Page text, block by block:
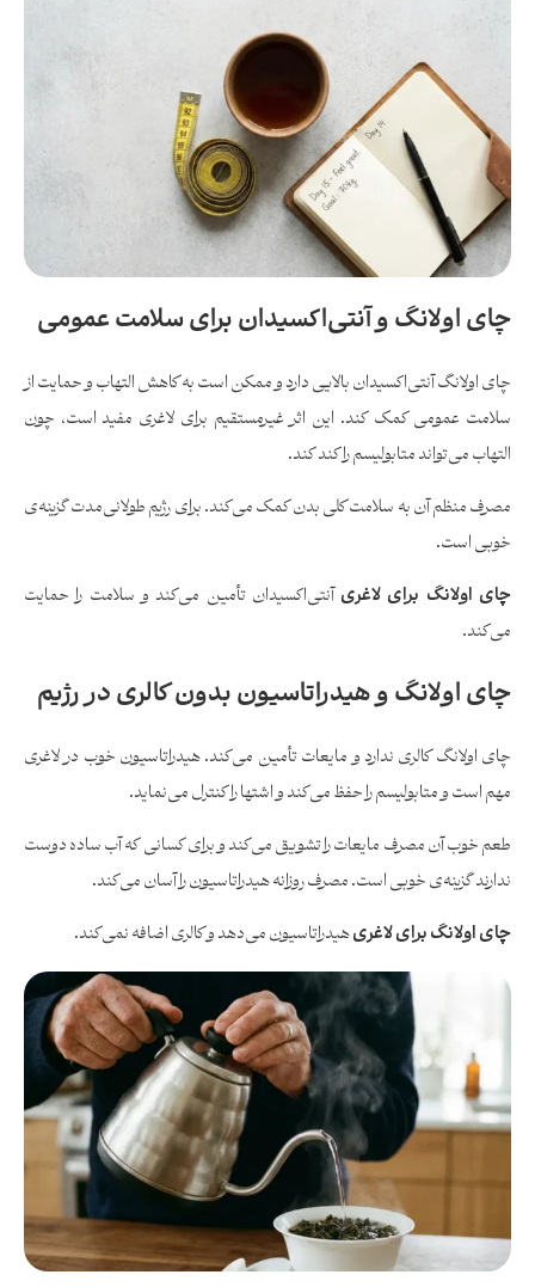
چای اولانگ و آنتی‌اکسیدان برای سلامت عمومی
چای اولانگ آنتی‌اکسیدان بالایی دارد و ممکن است به کاهش التهاب و حمایت از
سلامت عمومی کمک کند. این اثر غیرمستقیم برای لاغری مفید است، چون
التهاب می‌تواند متابولیسم را کند کند.
مصرف منظم آن به سلامت کلی بدن کمک می‌کند. برای رژیم طولانی‌مدت گزینه‌ی
خوبی است.
چای اولانگ برای لاغری آنتی‌اکسیدان تأمین می‌کند و سلامت را حمایت
می‌کند.
چای اولانگ و هیدراتاسیون بدون کالری در رژیم
چای اولانگ کالری ندارد و مایعات تأمین می‌کند. هیدراتاسیون خوب در لاغری
مهم است و متابولیسم را حفظ می‌کند و اشتها را کنترل می‌نماید.
طعم خوب آن مصرف مایعات را تشویق می‌کند و برای کسانی که آب ساده دوست
ندارند گزینه‌ی خوبی است. مصرف روزانه هیدراتاسیون را آسان می‌کند.
چای اولانگ برای لاغریهیدراتاسیون می‌دهد و کالری اضافه نمی‌کند.